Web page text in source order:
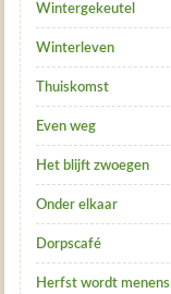
Wintergekeutel
Winterleven
Thuiskomst
Even weg
Het blijft zwoegen
Onder elkaar
Dorpscafé
Herfst wordt menens